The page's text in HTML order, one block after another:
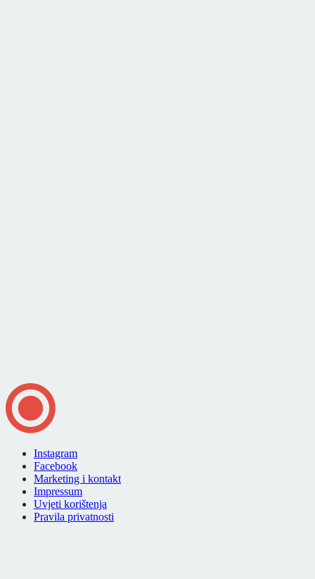
Instagram
Facebook
Marketing i kontakt
Impressum
Uvjeti korištenja
Pravila privatnosti